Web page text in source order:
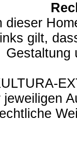
dieser
gilt,
Gestaltung
jeweiligen